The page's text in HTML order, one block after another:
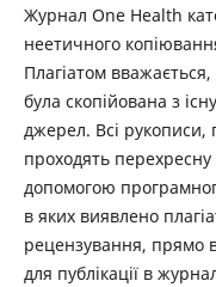
Журнал One Health
неетичного
Плагіатом
була скопійована з
джерел. Всі рукописи,
проходять перехресну
допомогою
в яких виявлено
рецензування, прямо
для публікації в